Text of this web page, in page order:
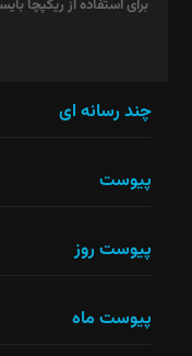
نباید
شود.
چند رسانه ای
پیوست
پیوست روز
پیوست ماه